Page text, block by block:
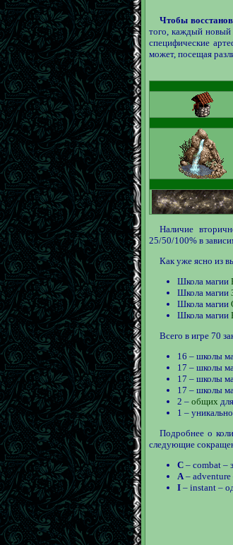
Чтобы
того, каждый новый
специфические
может, посещая
Наличие
25/50/100% в
Как уже ясно из
Школа магии
Школа магии
Школа магии
Школа магии
Всего в игре 70
16 – школы
17 – школы
17 – школы
17 – школы
2 – общих
1 –
Подробнее о
следующие
С– combat –
А– adventure
I– instant –